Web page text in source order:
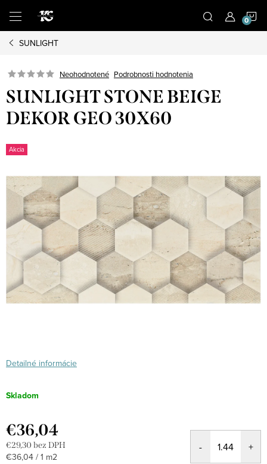
obsah
SUNLIGHT
Neohodnotené Podrobnosti hodnotenia
SUNLIGHT STONE BEIGE
DEKOR GEO 30X60
Akcia
Detailné informácie
Skladom
€36,04
€29,30 bez DPH
Jednotková
€36,04 / 1 m2